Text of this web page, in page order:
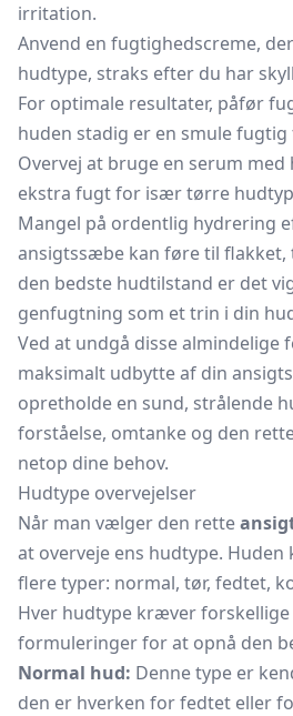
irritation.
Anvend en fugtighedscreme,
hudtype, straks efter du har
For optimale resultater, påfør
huden stadig er en smule
Overvej at bruge en serum
ekstra fugt for især tørre
Mangel på ordentlig hydrering
ansigtssæbe kan føre til flakket,
den bedste hudtilstand er det
genfugtning som et trin i din
Ved at undgå disse almindelige
maksimalt udbytte af din
opretholde en sund, strålende
forståelse, omtanke og den
netop dine behov.
Hudtype overvejelser
Når man vælger den rette
at overveje ens hudtype. Huden
flere typer: normal, tør, fedtet,
Hver hudtype kræver
formuleringer for at opnå den
Normal hud: Denne type er
den er hverken for fedtet eller